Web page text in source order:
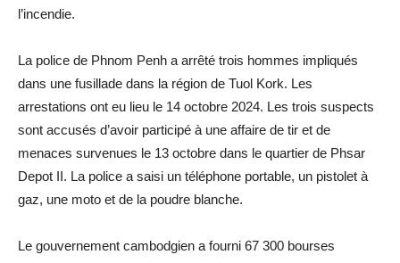
l’incendie.
La police de Phnom Penh a arrêté trois hommes impliqués
dans une fusillade dans la région de Tuol Kork. Les
arrestations ont eu lieu le 14 octobre 2024. Les trois suspects
sont accusés d’avoir participé à une affaire de tir et de
menaces survenues le 13 octobre dans le quartier de Phsar
Depot II. La police a saisi un téléphone portable, un pistolet à
gaz, une moto et de la poudre blanche.
Le gouvernement cambodgien a fourni 67 300 bourses